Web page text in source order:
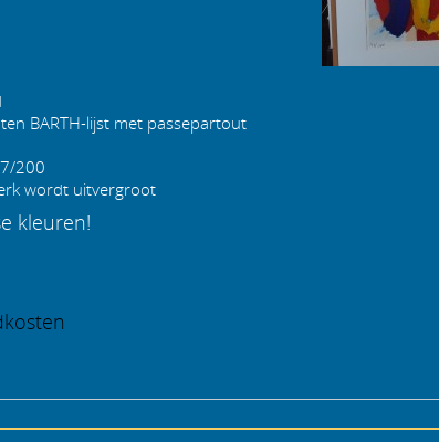
BARTH-lijst met passepartout
200
wordt uitvergroot
kleuren!